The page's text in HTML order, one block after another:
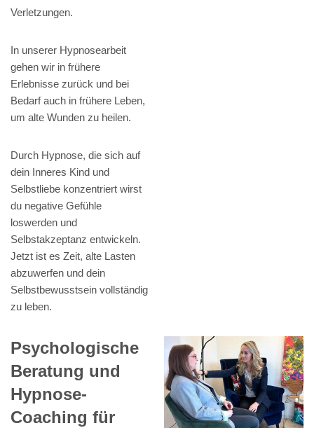
Verletzungen.
In unserer Hypnosearbeit
gehen wir in frühere
Erlebnisse zurück und bei
Bedarf auch in frühere Leben,
um alte Wunden zu heilen.
Durch Hypnose, die sich auf
dein Inneres Kind und
Selbstliebe konzentriert wirst
du negative Gefühle
loswerden und
Selbstakzeptanz entwickeln.
Jetzt ist es Zeit, alte Lasten
abzuwerfen und dein
Selbstbewusstsein vollständig
zu leben.
Psychologische
Beratung und
Hypnose-
Coaching für